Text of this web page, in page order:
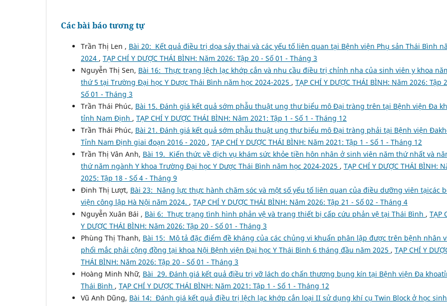
Các bài báo tương tự
Trần Thị Len , Bài 20: Kết quả điều trị dọa sảy thai và các yếu tố liên quan tại Bệnh viện Phụ sản Thái Bình
2024 , TẠP CHÍ Y DƯỢC THÁI BÌNH: Năm 2026: Tập 20 - Số 01 - Tháng 3
Nguyễn Thị Sen, Bài 16: Thực trạng lệch lạc khớp cắn và nhu cầu điều trị chỉnh nha của sinh viên y khoa
thứ 5 tại Trường Đại học Y Dược Thái Bình năm học 2024-2025 , TẠP CHÍ Y DƯỢC THÁI BÌNH: Năm 2026: Tập
Số 01 - Tháng 3
Trần Thái Phúc, Bài 15. Đánh giá kết quả sớm phẫu thuật ung thư biểu mô Đại tràng trên tại Bệnh viện Đa
tỉnh Nam Định , TẠP CHÍ Y DƯỢC THÁI BÌNH: Năm 2021: Tập 1 - Số 1 - Tháng 12
Trần Thái Phúc, Bài 21. Đánh giá kết quả sớm phẫu thuật ung thư biểu mô Đại tràng phải tại Bệnh viện
Tỉnh Nam Định giai đoạn 2016 - 2020 , TẠP CHÍ Y DƯỢC THÁI BÌNH: Năm 2021: Tập 1 - Số 1 - Tháng 12
Trần Thị Vân Anh, Bài 19. Kiến thức về dịch vụ khám sức khỏe tiền hôn nhân ở sinh viên năm thứ nhất và
thứ năm ngành Y khoa Trường Đại học Y Dược Thái Bình năm học 2024-2025 , TẠP CHÍ Y DƯỢC THÁI BÌNH:
2025: Tập 18 - Số 4 - Tháng 9
Đinh Thị Lượt, Bài 23: Năng lực thực hành chăm sóc và một số yếu tố liên quan của điều dưỡng viên tạicác
viện công lập Hà Nội năm 2024. , TẠP CHÍ Y DƯỢC THÁI BÌNH: Năm 2026: Tập 21 - Số 02 - Tháng 4
Nguyễn Xuân Bái , Bài 6: Thực trạng tình hình phản vệ và trang thiết bị cấp cứu phản vệ tại Thái Bình , TẠP
Y DƯỢC THÁI BÌNH: Năm 2026: Tập 20 - Số 01 - Tháng 3
Phùng Thị Thanh, Bài 15: Mô tả đặc điểm đề kháng của các chủng vi khuẩn phân lập được trên bệnh nhân
phổi mắc phải cộng đồng tại khoa Nội Bệnh viện Đại học Y Thái Bình 6 tháng đầu năm 2025 , TẠP CHÍ Y
THÁI BÌNH: Năm 2026: Tập 20 - Số 01 - Tháng 3
Hoàng Minh Nhữ, Bài 29. Đánh giá kết quả điều trị vỡ lách do chấn thương bụng kín tại Bệnh viện Đa
Thái Bình , TẠP CHÍ Y DƯỢC THÁI BÌNH: Năm 2021: Tập 1 - Số 1 - Tháng 12
Vũ Anh Dũng, Bài 14: Đánh giá kết quả điều trị lệch lạc khớp cắn loại II sử dụng khí cụ Twin Block ở học sinh